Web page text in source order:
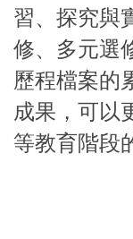
習、探究與
修、多元選
歷程檔案的
成果，可以
等教育階段